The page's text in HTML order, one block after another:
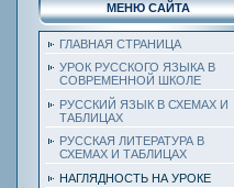
МЕНЮ САЙТА
ГЛАВНАЯ СТРАНИЦА
УРОК РУССКОГО ЯЗЫКА В
СОВРЕМЕННОЙ ШКОЛЕ
РУССКИЙ ЯЗЫК В СХЕМАХ И
ТАБЛИЦАХ
РУССКАЯ ЛИТЕРАТУРА В
СХЕМАХ И ТАБЛИЦАХ
НАГЛЯДНОСТЬ НА УРОКЕ